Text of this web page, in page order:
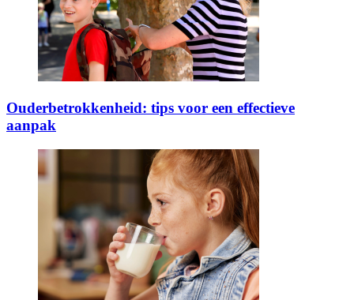
Ouderbetrokkenheid: tips voor een effectieve
aanpak